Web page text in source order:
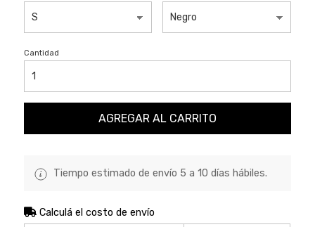
Cantidad
AGREGAR AL CARRITO
Tiempo estimado de envío 5 a 10 días hábiles.
Calculá el costo de envío